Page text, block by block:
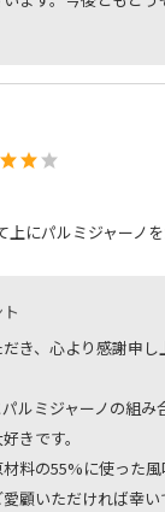
にパルミジャーノを
き、心より感謝申し
ルミジャーノの組
きです。
料の55%に使った
顧いただければ幸い